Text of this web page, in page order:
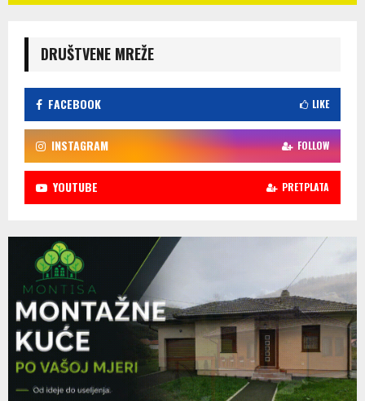
DRUŠTVENE MREŽE
FACEBOOK LIKE
INSTAGRAM FOLLOW
YOUTUBE PRETPLATA